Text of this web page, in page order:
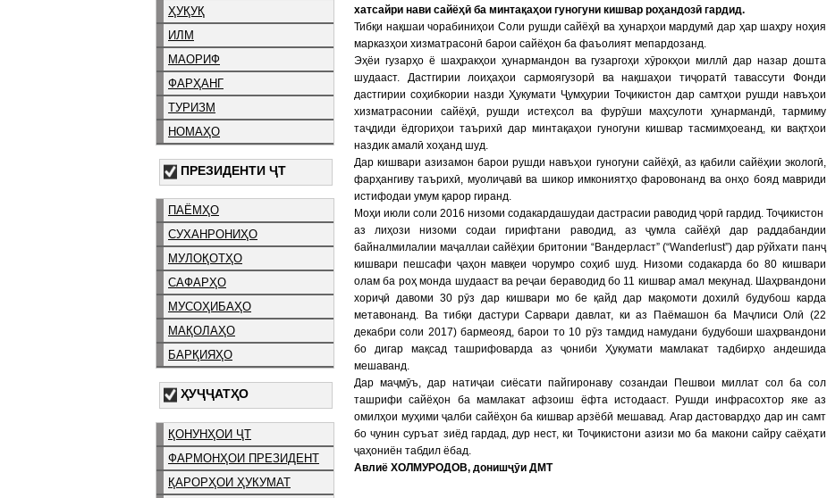
ҲУҚУҚ
ИЛМ
МАОРИФ
ФАРҲАНГ
ТУРИЗМ
НОМАҲО
ПРЕЗИДЕНТИ ҶТ
ПАЁМҲО
СУХАНРОНИҲО
МУЛОҚОТҲО
САФАРҲО
МУСОҲИБАҲО
МАҚОЛАҲО
БАРҚИЯҲО
ҲУҶҶАТҲО
ҚОНУНҲОИ ҶТ
ФАРМОНҲОИ ПРЕЗИДЕНТ
ҚАРОРҲОИ ҲУКУМАТ
хатсайри нави сайёҳӣ ба минтақаҳои гуногуни кишвар роҳандозӣ гардид.
Тибқи нақшаи чорабиниҳои Соли рушди сайёҳӣ ва ҳунарҳои мардумӣ дар ҳар шаҳру ноҳия
марказҳои хизматрасонӣ барои сайёҳон ба фаъолият мепардозанд.
Эҳёи гузарҳо ё шаҳракҳои ҳунармандон ва гузаргоҳи хӯрокҳои миллӣ дар назар дошта
шудааст. Дастгирии лоиҳаҳои сармоягузорӣ ва нақшаҳои тиҷоратӣ тавассути Фонди
дастгирии соҳибкории назди Ҳукумати Ҷумҳурии Тоҷикистон дар самтҳои рушди навъҳои
хизматрасонии сайёҳӣ, рушди истеҳсол ва фурӯши маҳсулоти ҳунармандӣ, тармиму
таҷдиди ёдгориҳои таърихӣ дар минтақаҳои гуногуни кишвар тасмимҳоеанд, ки вақтҳои
наздик амалӣ хоҳанд шуд.
Дар кишвари азизамон барои рушди навъҳои гуногуни сайёҳӣ, аз қабили сайёҳии экологӣ,
фарҳангиву таърихӣ, муолиҷавӣ ва шикор имкониятҳо фаровонанд ва онҳо бояд мавриди
истифодаи умум қарор гиранд.
Моҳи июли соли 2016 низоми содакардашудаи дастрасии раводид ҷорӣ гардид. Тоҷикистон
аз лиҳози низоми содаи гирифтани раводид, аз ҷумла сайёҳӣ дар раддабандии
байналмилалии маҷаллаи сайёҳии бритонии “Вандерласт” (“Wanderlust”) дар рӯйхати панҷ
кишвари пешсафи ҷаҳон мавқеи чорумро соҳиб шуд. Низоми содакарда бо 80 кишвари
олам ба роҳ монда шудааст ва реҷаи бераводид бо 11 кишвар амал мекунад. Шаҳрвандони
хориҷӣ давоми 30 рӯз дар кишвари мо бе қайд дар мақомоти дохилӣ будубош карда
метавонанд. Ва тибқи дастури Сарвари давлат, ки аз Паёмашон ба Маҷлиси Олӣ (22
декабри соли 2017) бармеояд, барои то 10 рӯз тамдид намудани будубоши шаҳрвандони
бо дигар мақсад ташрифоварда аз ҷониби Ҳукумати мамлакат тадбирҳо андешида
мешаванд.
Дар маҷмӯъ, дар натиҷаи сиёсати пайгиронаву созандаи Пешвои миллат сол ба сол
ташрифи сайёҳон ба мамлакат афзоиш ёфта истодааст. Рушди инфрасохтор яке аз
омилҳои муҳими ҷалби сайёҳон ба кишвар арзёбӣ мешавад. Агар дастовардҳо дар ин самт
бо чунин суръат зиёд гардад, дур нест, ки Тоҷикистони азизи мо ба макони сайру саёҳати
ҷаҳониён табдил ёбад.
Авлиё ХОЛМУРОДОВ, донишҷӯи ДМТ